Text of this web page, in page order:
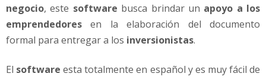
a
b
o
a
negocio, este software busca brindar un apoyo a los
emprendedores en la elaboración del documento
formal para entregar a los inversionistas.
El software esta totalmente en español y es muy fácil de